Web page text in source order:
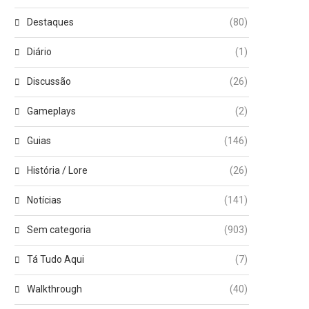
Destaques (80)
Diário (1)
Discussão (26)
Gameplays (2)
Guias (146)
História / Lore (26)
Notícias (141)
Sem categoria (903)
Tá Tudo Aqui (7)
Walkthrough (40)